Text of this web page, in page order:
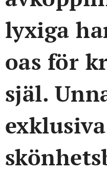
lyxiga
oas för
själ.